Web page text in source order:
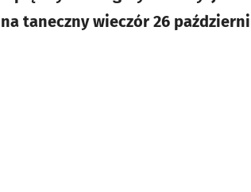
na taneczny wieczór 26